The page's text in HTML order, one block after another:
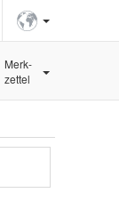
Merk-
zettel